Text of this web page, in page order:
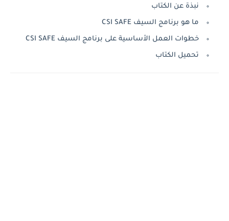
نبذة عن الكتاب
ما هو برنامج السيف CSI SAFE
خطوات العمل الأساسية على برنامج السيف CSI SAFE
تحميل الكتاب